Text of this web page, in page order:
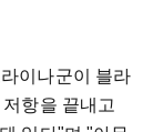
이나군이 블라
항을 끝내고